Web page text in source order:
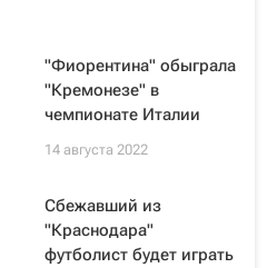
"Фиорентина" обыграла
"Кремонезе" в
чемпионате Италии
14 августа 2022
Сбежавший из
"Краснодара"
футболист будет играть